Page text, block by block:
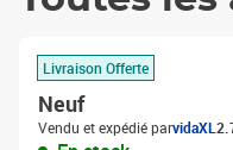
Livraison Offerte
Neuf
Vendu et expédié parvidaXL